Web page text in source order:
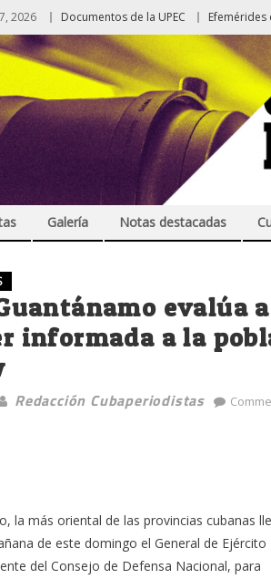
2026 Documentos de la UPEC
Galería Notas destacadas
evalúa
informada a la
Redacción Cubaperiodistas
la más oriental de las provincias cubanas
de este domingo el General de Ejército
del Consejo de Defensa Nacional, para